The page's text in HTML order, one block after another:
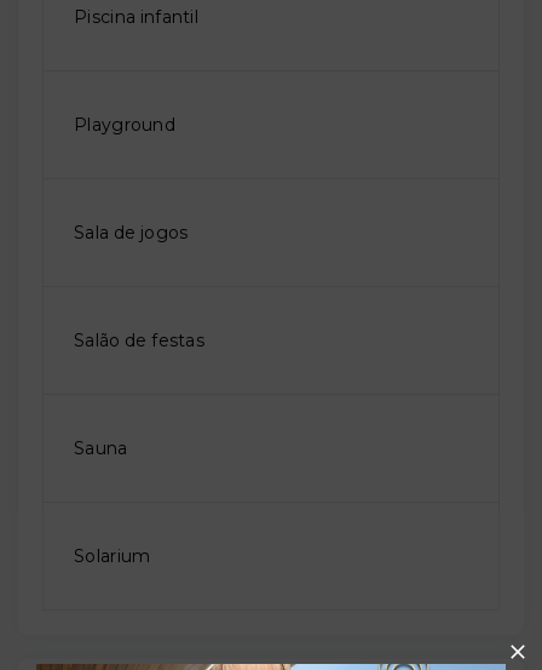
Piscina infantil
Playground
Sala de jogos
Salão de festas
Sauna
Solarium